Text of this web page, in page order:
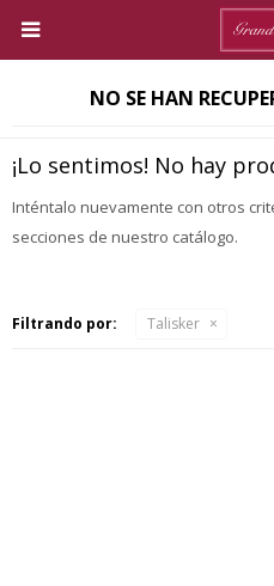

NO SE HAN
¡Lo sentimos! No hay
Inténtalo nuevamente con otros
secciones de nuestro catálogo.
Filtrando por: Talisker